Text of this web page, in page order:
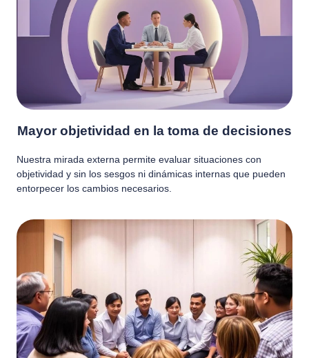
Mayor objetividad en la toma de decisiones
Nuestra mirada externa permite evaluar situaciones con
objetividad y sin los sesgos ni dinámicas internas que pueden
entorpecer los cambios necesarios.